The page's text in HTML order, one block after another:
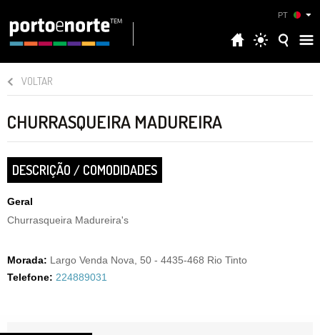
PT
VOLTAR
CHURRASQUEIRA MADUREIRA
DESCRIÇÃO / COMODIDADES
Geral
Churrasqueira Madureira's
Morada: Largo Venda Nova, 50 - 4435-468 Rio Tinto
Telefone: 224889031